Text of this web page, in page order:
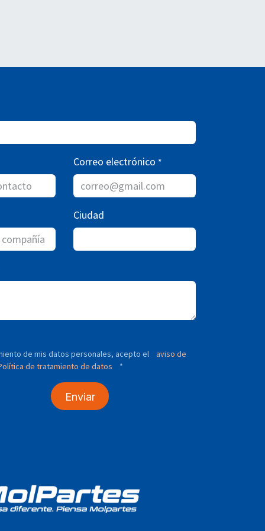
Correo electrónico *
Ciudad
de mis datos personales, acepto el
aviso de
de tratamiento de datos *
Enviar